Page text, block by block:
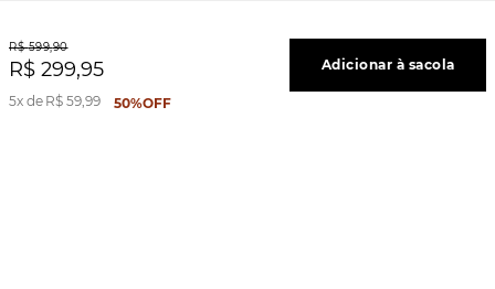
R$ 599,90
R$ 299,95
5 R$ 59,99 50%OFF
Adicionar à sacola